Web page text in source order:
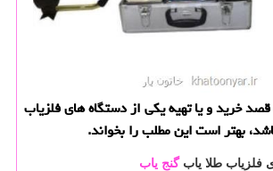
خرید و یا تهیه یكی از دستگاه های فلزیاب
بهتر است این مطلب را بخواند.
فلزیاب طلا یابگنج‌ یاب